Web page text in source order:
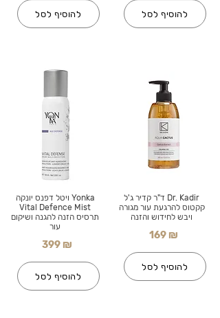
להוסיף לסל
Yonka ויטל דפנס יונקה
Vital Defence Mist
תרסיס הזנה להגנה ושיקום
עור
399 ₪
להוסיף לסל
להוסיף לסל
Dr. Kadir ד"ר קדיר ג'ל
קקטוס להרגעת עור מגורה
ויבש לחידוש והזנה
169 ₪
להוסיף לסל